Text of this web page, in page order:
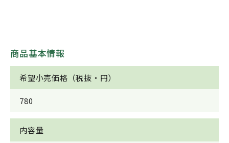
商品基本情報
希望小売価格（税抜・円）
780
内容量